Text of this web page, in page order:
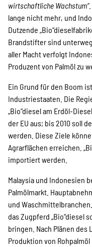
wirtschaftliche Wachstum“
lange nicht mehr, und
Dutzende
Brandstifter sind
aller Macht verfolgt
Produzent von Palmöl zu
Ein Grund für den Boom
Industriestaaten. Die
„Bio“diesel am Erdöl-
der EU aus; bis 2010 soll
werden. Diese Ziele
Agrarflächen erreichen.
importiert werden.
Malaysia und Indonesien
Palmölmarkt.
und
das Zugpferd „Bio“diesel
bringen. Nach Plänen
Produktion von